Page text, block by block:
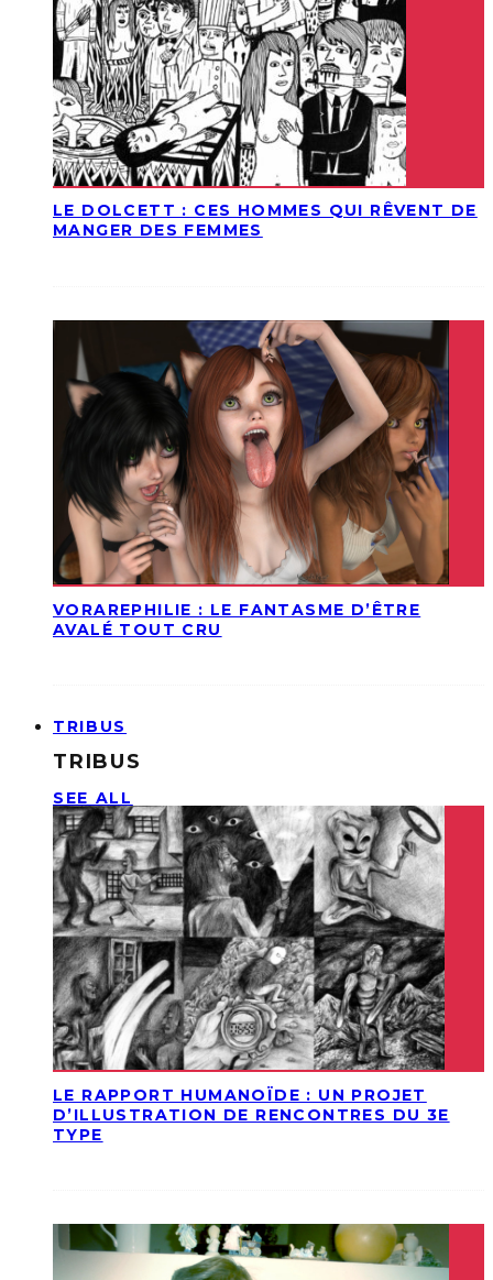
LE DOLCETT : CES HOMMES QUI RÊVENT DE
MANGER DES FEMMES
VORAREPHILIE : LE FANTASME D’ÊTRE
AVALÉ TOUT CRU
TRIBUS
TRIBUS
SEE ALL
LE RAPPORT HUMANOÏDE : UN PROJET
D’ILLUSTRATION DE RENCONTRES DU 3E
TYPE